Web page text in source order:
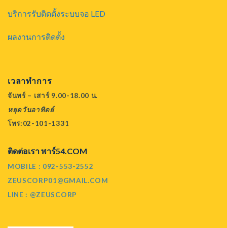
บริการรับติดตั้งระบบจอ LED
ผลงานการติดตั้ง
เวลาทำการ
จันทร์ – เสาร์ 9.00-18.00 น.
หยุดวันอาทิตย์
โทร:02-101-1331
ติดต่อเรา พาร์54.COM
MOBILE : 092-553-2552
ZEUSCORP01@GMAIL.COM
LINE : @ZEUSCORP